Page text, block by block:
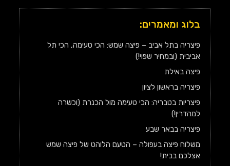
בלוג ומאמרים:
פיצריה בתל אביב – פיצה שמש: הכי טעימה, הכי תל
אביבית (ובמחיר שפוי!)
פיצה באילת
פיצריה בראשון לציון
פיצריות בטבריה: הכי טעימה מול הכנרת (וכשרה
למהדרין!)
פיצריה בבאר שבע
משלוח פיצה בעפולה – הטעם הלוהט של פיצה שמש
אצלכם בבית!